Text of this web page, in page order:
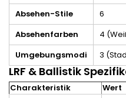
Absehen-Stile
6
Absehenfarben
4
Umgebungsmodi
3
LRF & Ballistik
Charakteristik
Wert